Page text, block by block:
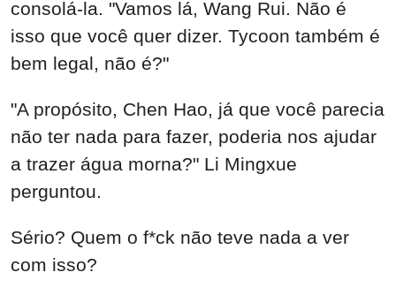
consolá-la. "Vamos lá, Wang Rui. Não é
isso que você quer dizer. Tycoon também é
bem legal, não é?"
"A propósito, Chen Hao, já que você parecia
não ter nada para fazer, poderia nos ajudar
a trazer água morna?" Li Mingxue
perguntou.
Sério? Quem o f*ck não teve nada a ver
com isso?